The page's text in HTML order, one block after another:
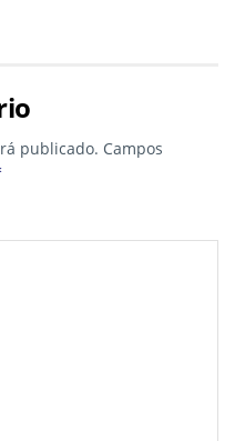
publicado. Campos